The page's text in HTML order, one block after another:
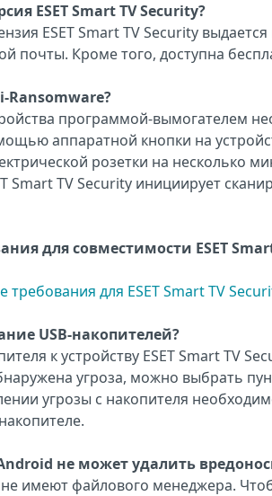
ESET Smart TV Security?
ESET Smart TV Security
почты. Кроме того, доступна
Ransomware?
программой-вымогателем
аппаратной кнопки на
розетки на несколько
Smart TV Security инициирует
для совместимости ESET
для ESET Smart TV
USB-накопителей?
к устройству ESET Smart TV
угроза, можно выбрать
угрозы с накопителя
не может удалить
имеют файлового менеджера.